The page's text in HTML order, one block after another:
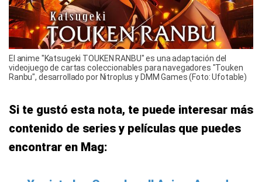
El anime "Katsugeki TOUKEN RANBU" es una adaptación del
videojuego de cartas coleccionables para navegadores "Touken
Ranbu", desarrollado por Nitroplus y DMM Games (Foto: Ufotable)
Si te gustó esta nota, te puede interesar más
contenido de series y películas que puedes
encontrar en Mag: